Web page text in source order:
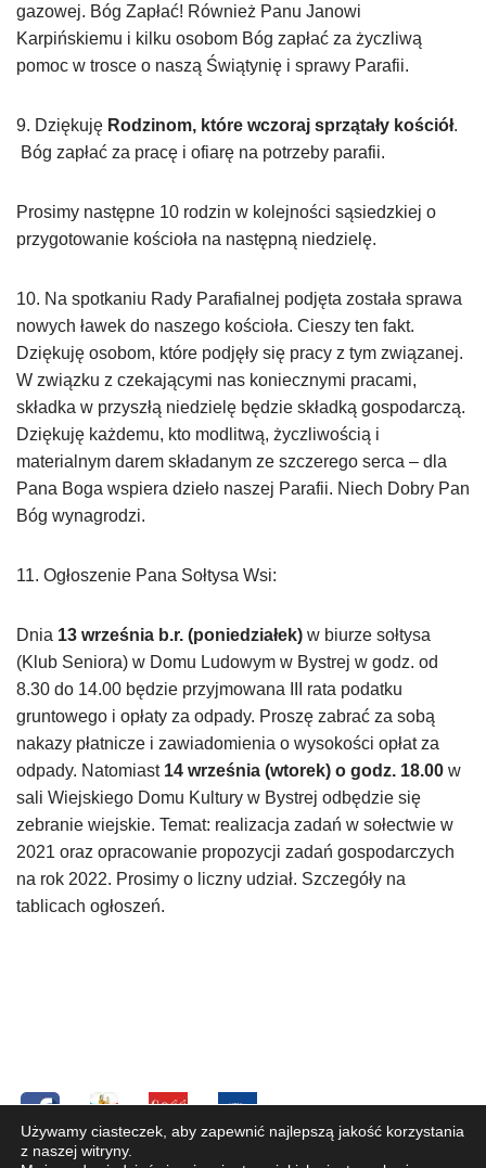
gazowej. Bóg Zapłać! Również Panu Janowi
Karpińskiemu i kilku osobom Bóg zapłać za życzliwą
pomoc w trosce o naszą Świątynię i sprawy Parafii.
9. Dziękuję Rodzinom, które wczoraj sprzątały kościół.
Bóg zapłać za pracę i ofiarę na potrzeby parafii.
Prosimy następne 10 rodzin w kolejności sąsiedzkiej o
przygotowanie kościoła na następną niedzielę.
10. Na spotkaniu Rady Parafialnej podjęta została sprawa
nowych ławek do naszego kościoła. Cieszy ten fakt.
Dziękuję osobom, które podjęły się pracy z tym związanej.
W związku z czekającymi nas koniecznymi pracami,
składka w przyszłą niedzielę będzie składką gospodarczą.
Dziękuję każdemu, kto modlitwą, życzliwością i
materialnym darem składanym ze szczerego serca – dla
Pana Boga wspiera dzieło naszej Parafii. Niech Dobry Pan
Bóg wynagrodzi.
11. Ogłoszenie Pana Sołtysa Wsi:
Dnia 13 września b.r. (poniedziałek) w biurze sołtysa
(Klub Seniora) w Domu Ludowym w Bystrej w godz. od
8.30 do 14.00 będzie przyjmowana III rata podatku
gruntowego i opłaty za odpady. Proszę zabrać za sobą
nakazy płatnicze i zawiadomienia o wysokości opłat za
odpady. Natomiast 14 września (wtorek) o godz. 18.00 w
sali Wiejskiego Domu Kultury w Bystrej odbędzie się
zebranie wiejskie. Temat: realizacja zadań w sołectwie w
2021 oraz opracowanie propozycji zadań gospodarczych
na rok 2022. Prosimy o liczny udział. Szczegóły na
tablicach ogłoszeń.
Copyright © 2019 Parafia pw. Św. Józefa Oblubieńca NMP
Używamy ciasteczek, aby zapewnić najlepszą jakość korzystania
z naszej witryny.